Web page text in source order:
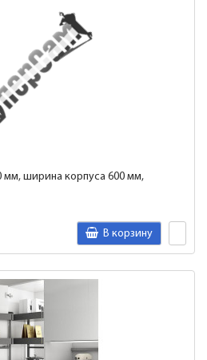
мм, ширина корпуса 600 мм,
В корзину